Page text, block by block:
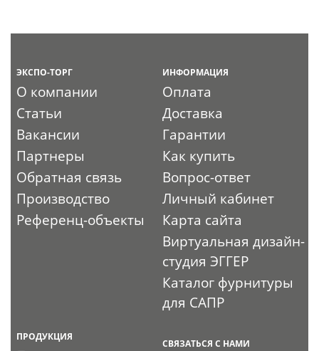
ЭКСПО-ТОРГ
О компании
Статьи
Вакансии
Партнеры
Обратная связь
Производство
Референц-объекты
ИНФОРМАЦИЯ
Оплата
Доставка
Гарантии
Как купить
Вопрос-ответ
Личный кабинет
Карта сайта
Виртуальная дизайн-
студия ЭГГЕР
Каталог фурнитуры
для САПР
ПРОДУКЦИЯ
СВЯЗАТЬСЯ С НАМИ